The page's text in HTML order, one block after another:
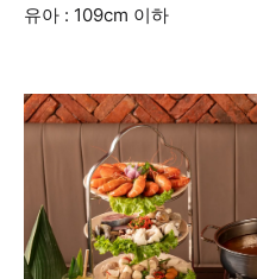
유아 : 109cm 이하